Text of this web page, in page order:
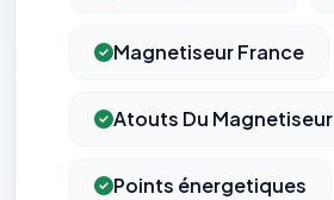
Magnetiseur France
Atouts Du Magnetiseur
Points énergetiques